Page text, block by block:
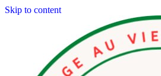
Skip to content